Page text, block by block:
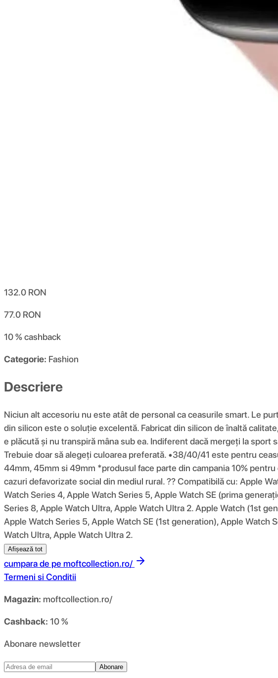
132.0 RON
77.0 RON
10 %cashback
Categorie: Fashion
Descriere
Niciun alt accesoriu nu este atât de personal ca ceasurile smart. Le
din silicon este o soluție excelentă. Fabricat din silicon de înaltă
e plăcută și nu transpiră mâna sub ea. Indiferent dacă mergeți la
Trebuie doar să alegeți culoarea preferată. •38/40/41 este pentru
44mm, 45mm si 49mm *produsul face parte din campania 10%
cazuri defavorizate social din mediul rural. ?? Compatibilă cu: Apple
Watch Series 4, Apple Watch Series 5, Apple Watch SE (prima
Series 8, Apple Watch Ultra, Apple Watch Ultra 2. Apple Watch (1st
Apple Watch Series 5, Apple Watch SE (1st generation), Apple Watch
Watch Ultra, Apple Watch Ultra 2.
Afișează tot
cumpara de pe moftcollection.ro/
Termeni si Conditii
Magazin: moftcollection.ro/
Cashback: 10 %
Abonare newsletter
Abonare